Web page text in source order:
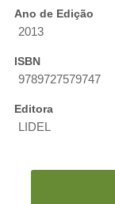
Ano de Edição
2013
ISBN
9789727579747
Editora
LIDEL